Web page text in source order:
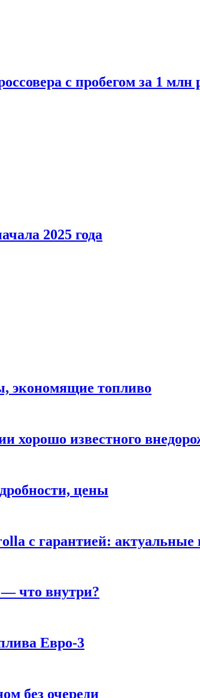
с пробегом за 1 млн
2025 года
экономящие топливо
хорошо известного
цены
с гарантией:
— что внутри?
Евро-3
без очереди